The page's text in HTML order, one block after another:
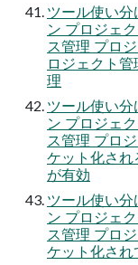
ツール使い
ン プロジェ
ス管理 プロ
ロジェクト
理
ツール使い
ン プロジェ
ス管理 プロ
ケット化さ
が有効
ツール使い
ン プロジェ
ス管理 プロ
ケット化さ